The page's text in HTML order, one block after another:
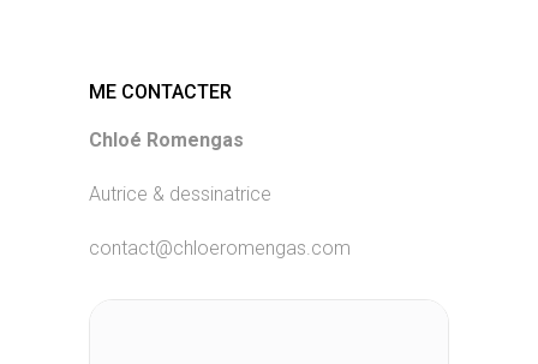
ME CONTACTER
Chloé Romengas
Autrice & dessinatrice
contact@chloeromengas.com